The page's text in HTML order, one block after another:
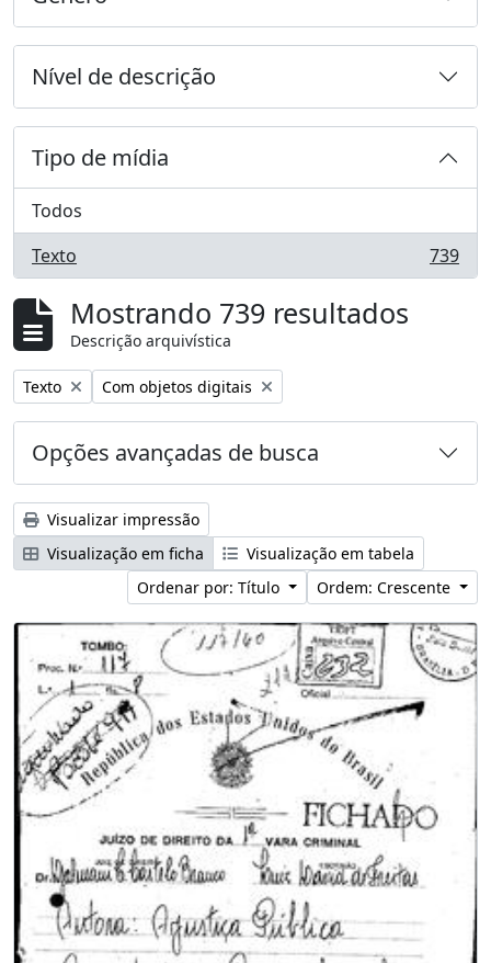
Nível de descrição
Tipo de mídia
Todos
Texto
, 739 resultados 739
Mostrando 739 resultados
Descrição arquivística
Remover filtro:
Texto Remover filtro:
Com objetos digitais
Opções avançadas de busca
Visualizar impressão
Visualização em ficha
Visualização em tabela
Ordenar por: Título
Ordem: Crescente